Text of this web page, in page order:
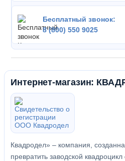
Бесплатный звонок:
8 (800) 550 9025
Интернет-магазин:
Квадродел» – компания,
превратить заводской